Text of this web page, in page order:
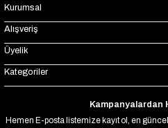
Kurumsal
Alışveriş
Üyelik
Kategoriler
Kampanyalardan
Hemen E-posta listemize kayıt ol, en